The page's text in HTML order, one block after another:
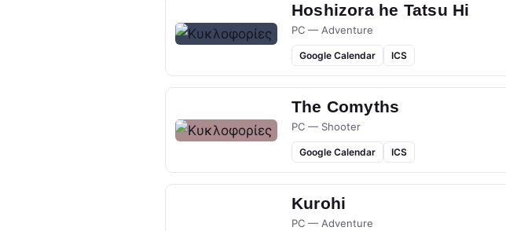
Hoshizora he Tatsu Hi
PC — Adventure
Google Calendar ICS
The Comyths
PC — Shooter
Google Calendar ICS
Kurohi
PC — Adventure